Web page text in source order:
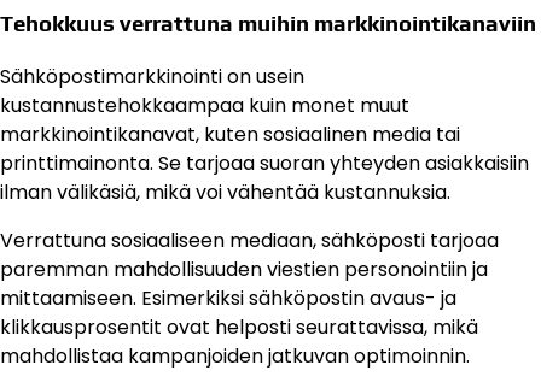
Tehokkuus verrattuna muihin markkinointikanaviin
Sähköpostimarkkinointi on usein
kustannustehokkaampaa kuin monet muut
markkinointikanavat, kuten sosiaalinen media tai
printtimainonta. Se tarjoaa suoran yhteyden asiakkaisiin
ilman välikäsiä, mikä voi vähentää kustannuksia.
Verrattuna sosiaaliseen mediaan, sähköposti tarjoaa
paremman mahdollisuuden viestien personointiin ja
mittaamiseen. Esimerkiksi sähköpostin avaus- ja
klikkausprosentit ovat helposti seurattavissa, mikä
mahdollistaa kampanjoiden jatkuvan optimoinnin.